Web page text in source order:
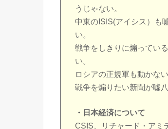
うじゃない。
中東のISIS(アイシス）も
い。
戦争をしきりに煽ってい
い。
ロシアの正規軍も動かな
戦争を煽りたい新聞が嘘
・日本経済について
CSIS、リチャード・アミ